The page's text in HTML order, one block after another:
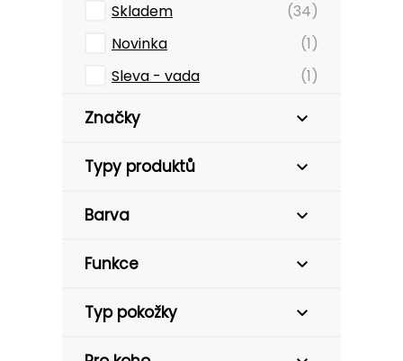
Skladem
(34)
Novinka
(1)
Sleva - vada
(1)
Značky
Typy produktů
Barva
Funkce
Typ pokožky